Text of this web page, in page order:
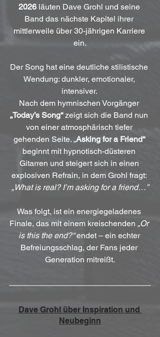
2026 läuten Dave Grohl und seine
Band das nächste Kapitel ihrer
mittlerweile über 30-jährigen Karriere
ein.
Der Song hat eine deutliche stilistische
Wendung: dunkler, emotionaler,
intensiver.
Nach dem hymnischen Vorgänger
„Today’s Song“ zeigt sich die Band nun
von einer atmosphärisch tiefer
gehenden Seite. „Asking for a Friend“
beginnt mit hypnotisch-düsteren
Gitarren und steigert sich in einen
explosiven Refrain, in dem Grohl fragt:
„What is real? I’m asking for a friend…”
Was folgt, ist ein energiegeladenes
Finale, das mit einem kreischenden „Or
is this the end?“ endet – ein echter
Befreiungsschlag, der Fans jeder
Generation mitreißt.
Dave Grohl über Inspiration und
Neubeginn